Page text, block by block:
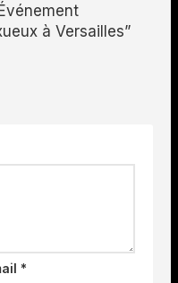
à Versailles”
*